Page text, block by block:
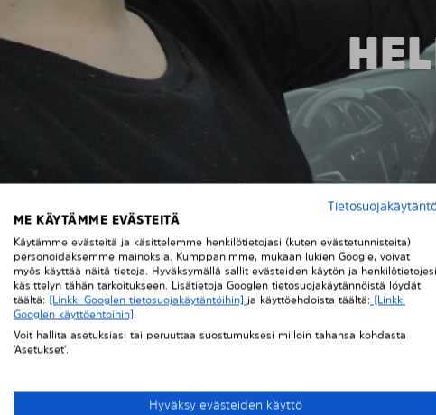
ME KÄYTÄMME EVÄSTEITÄ
Käytämme evästeitä ja käsittelemme henkilötietojasi (kuten evästetunnisteita)
personoidaksemme mainoksia. Kumppanimme, mukaan lukien Google, voivat
myös käyttää näitä tietoja. Hyväksymällä sallit evästeiden käytön ja henkilötietojesi
käsittelyn tähän tarkoitukseen. Lisätietoja Googlen tietosuojakäytännöistä löydät
täältä: [Linkki Googlen tietosuojakäytäntöihin]ja käyttöehdoista täältä: [Linkki
Googlen käyttöehtoihin].
Voit hallita asetuksiasi tai peruuttaa suostumuksesi milloin tahansa kohdasta
'Asetukset'.
Hyväksy evästeiden käyttö